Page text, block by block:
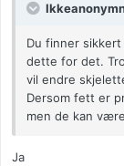
Du finner
dette for det.
vil endre
Dersom fett er
men de kan
Ja